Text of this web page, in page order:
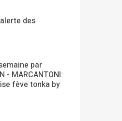
des
par
- MARCANTONI:
fève tonka by